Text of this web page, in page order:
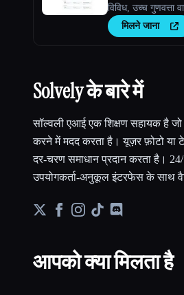
विविध, उच्च गुणवत्ता
हमारा AI क्विज़ जनरेटर
बेहतर बनाने के लिए
मिलने जाना
Solvely के बारे में
सॉल्वली एआई एक शिक्षण सहायक है जो
करने में मदद करता है। यूज़र फ़ोटो
दर-चरण समाधान प्रदान करता है।
उपयोगकर्ता-अनुकूल इंटरफेस के साथ
आपको क्या मिलता है